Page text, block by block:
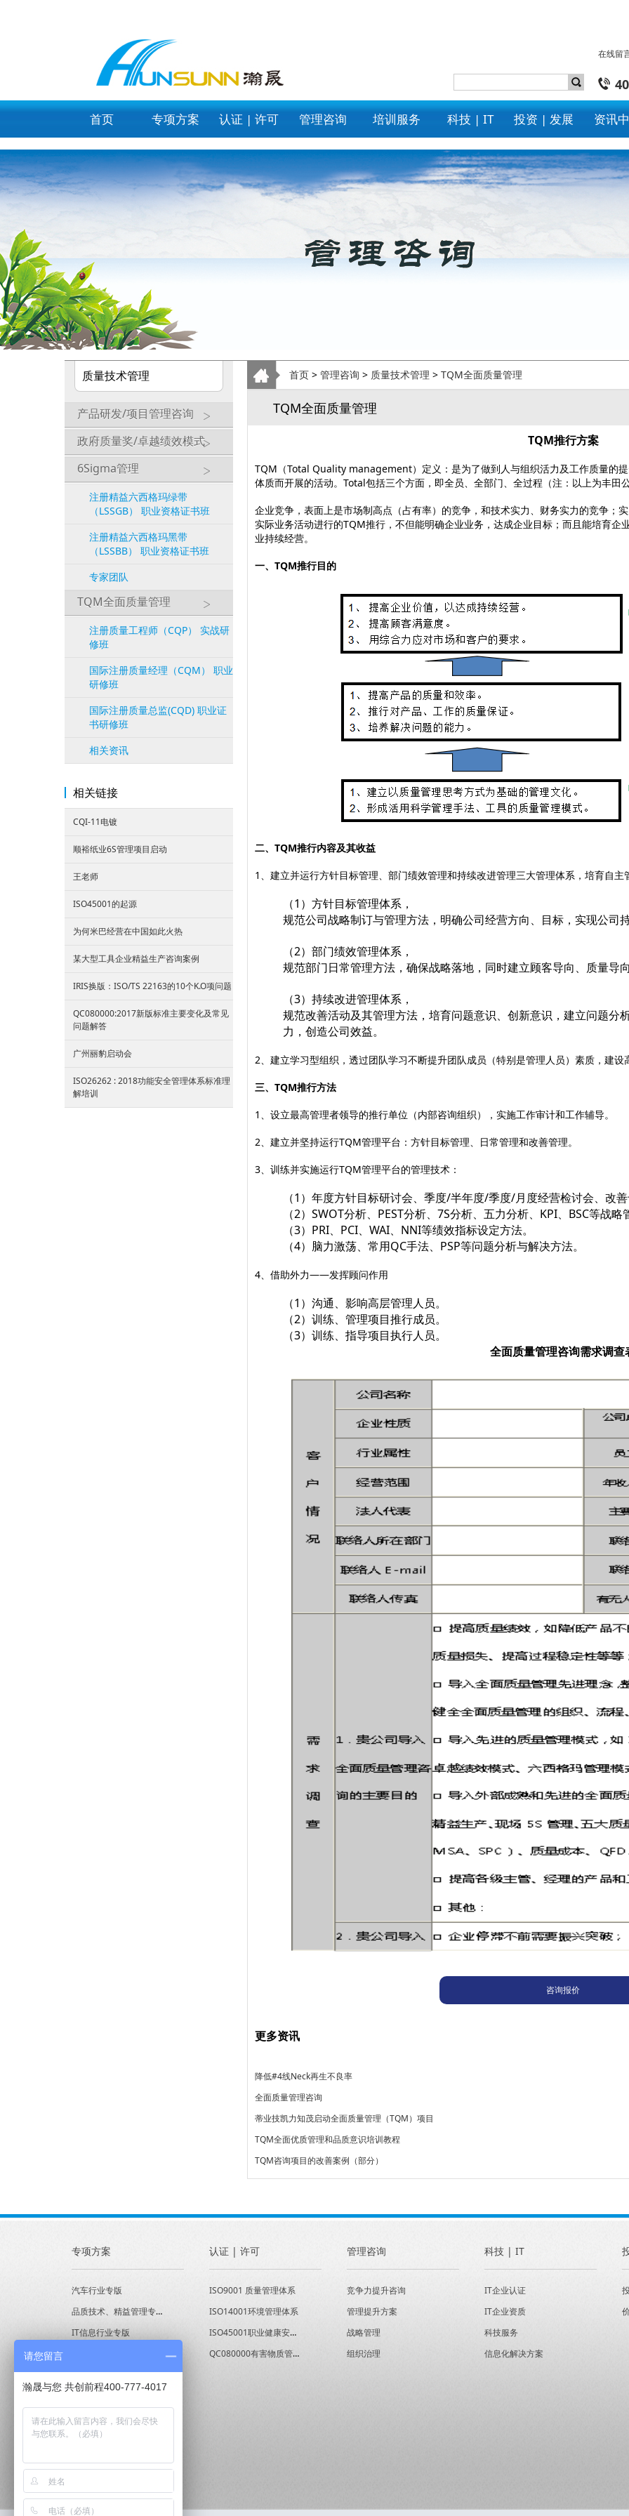
在线留
首页 专项方案 认证 | 许可 管理咨询 培训服务 科技 | IT 投资 | 发展 资讯
质量技术管理
产品研发/项目管理咨询
政府质量奖/卓越绩效模式
6Sigma管理
注册精益六西格玛绿带
（LSSGB） 职业资格证书班
注册精益六西格玛黑带
（LSSBB） 职业资格证书班
专家团队
TQM全面质量管理
注册质量工程师（CQP） 实战研
修班
国际注册质量经理（CQM） 职业
研修班
国际注册质量总监(CQD) 职业证
书研修班
相关资讯
相关链接
CQI-11电镀
顺裕纸业6S管理项目启动
王老师
ISO45001的起源
为何米巴经营在中国如此火热
某大型工具企业精益生产咨询案例
IRIS换版：ISO/TS 22163的10个K.O项问题
QC080000:2017新版标准主要变化及常见
问题解答
广州丽豹启动会
ISO26262 : 2018功能安全管理体系标准理
解培训
首页 > 管理咨询 > 质量技术管理 > TQM全面质量管理
TQM全面质量管理
TQM推行方案
TQM（Total Quality management）定义：是为了做到人与组织活力及工作质量的
体质而开展的活动。Total包括三个方面，即全员、全部门、全过程（注：以上为丰田
企业竞争，表面上是市场制高点（占有率）的竞争，和技术实力、财务实力的竞争；
实际业务活动进行的TQM推行，不但能明确企业业务，达成企业目标；而且能培育
业持续经营。
一、TQM推行目的
二、TQM推行内容及其收益
1、建立并运行方针目标管理、部门绩效管理和持续改进管理三大管理体系，培育自
（1）方针目标管理体系，
规范公司战略制订与管理方法，明确公司经营方向、目标，实现公司
（2）部门绩效管理体系，
规范部门日常管理方法，确保战略落地，同时建立顾客导向、质量导
（3）持续改进管理体系，
规范改善活动及其管理方法，培育问题意识、创新意识，建立问题分
力，创造公司效益。
2、建立学习型组织，透过团队学习不断提升团队成员（特别是管理人员）素质，建设
三、TQM推行方法
1、设立最高管理者领导的推行单位（内部咨询组织），实施工作审计和工作辅导。
2、建立并坚持运行TQM管理平台：方针目标管理、日常管理和改善管理。
3、训练并实施运行TQM管理平台的管理技术：
（1）年度方针目标研讨会、季度/半年度/季度/月度经营检讨会、改
（2）SWOT分析、PEST分析、7S分析、五力分析、KPI、BSC等战略
（3）PRI、PCI、WAI、NNI等绩效指标设定方法。
（4）脑力激荡、常用QC手法、PSP等问题分析与解决方法。
4、借助外力——发挥顾问作用
（1）沟通、影响高层管理人员。
（2）训练、管理项目推行成员。
（3）训练、指导项目执行人员。
全面质量管理咨询需求调查
咨询报价
更多资讯
降低#4线Neck再生不良率
全面质量管理咨询
蒂业技凯力知茂启动全面质量管理（TQM）项目
TQM全面优质管理和品质意识培训教程
TQM咨询项目的改善案例（部分）
专项方案
汽车行业专版
品质技术、精益管理专版
IT信息行业专版
认证 | 许可
ISO9001 质量管理体系
ISO14001环境管理体系
ISO45001职业健康安全管理体系
QC080000有害物质管理体系
管理咨询
竞争力提升咨询
管理提升方案
战略管理
组织治理
科技 | IT
IT企业认证
IT企业资质
科技服务
信息化解决方案
请您留言
瀚晟与您 共创前程400-777-4017